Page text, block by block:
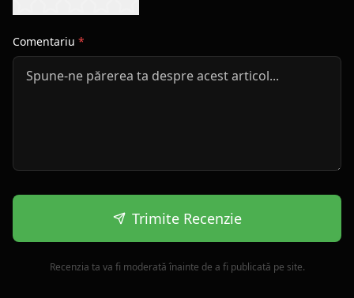
Comentariu *
Trimite Recenzie
Recenzia ta va fi moderată înainte de a fi publicată pe site.